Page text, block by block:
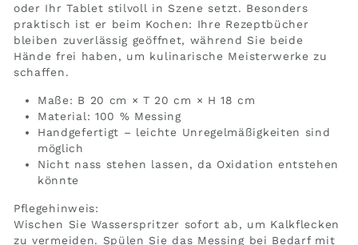
oder Ihr Tablet stilvoll in Szene setzt. Besonders
praktisch ist er beim Kochen: Ihre Rezeptbücher
bleiben zuverlässig geöffnet, während Sie beide
Hände frei haben, um kulinarische Meisterwerke zu
schaffen.
Maße: B 20 cm × T 20 cm × H 18 cm
Material: 100 % Messing
Handgefertigt – leichte Unregelmäßigkeiten sind
möglich
Nicht nass stehen lassen, da Oxidation entstehen
könnte
Pflegehinweis:
Wischen Sie Wasserspritzer sofort ab, um Kalkflecken
zu vermeiden. Spülen Sie das Messing bei Bedarf mit